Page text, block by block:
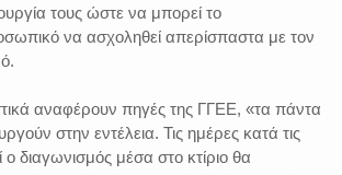
τους ώστε να μπορεί το
να ασχοληθεί απερίσπαστα με τον
αναφέρουν πηγές της ΓΓΕΕ, «τα πάντα
στην εντέλεια. Τις ημέρες κατά τις
ο διαγωνισμός μέσα στο κτίριο θα